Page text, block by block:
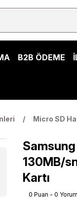
B2B ÖDEME
Micro SD
130MB/
Kartı
0 Puan - 0 Yorum